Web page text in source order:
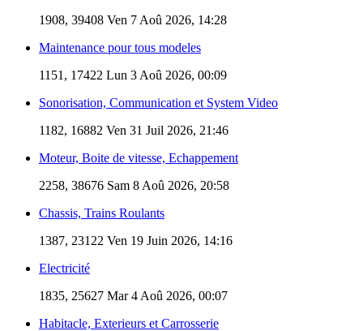
1908, 39408 Ven 7 Aoû 2026, 14:28
Maintenance pour tous modeles
1151, 17422 Lun 3 Aoû 2026, 00:09
Sonorisation, Communication et System Video
1182, 16882 Ven 31 Juil 2026, 21:46
Moteur, Boite de vitesse, Echappement
2258, 38676 Sam 8 Aoû 2026, 20:58
Chassis, Trains Roulants
1387, 23122 Ven 19 Juin 2026, 14:16
Electricité
1835, 25627 Mar 4 Aoû 2026, 00:07
Habitacle, Exterieurs et Carrosserie